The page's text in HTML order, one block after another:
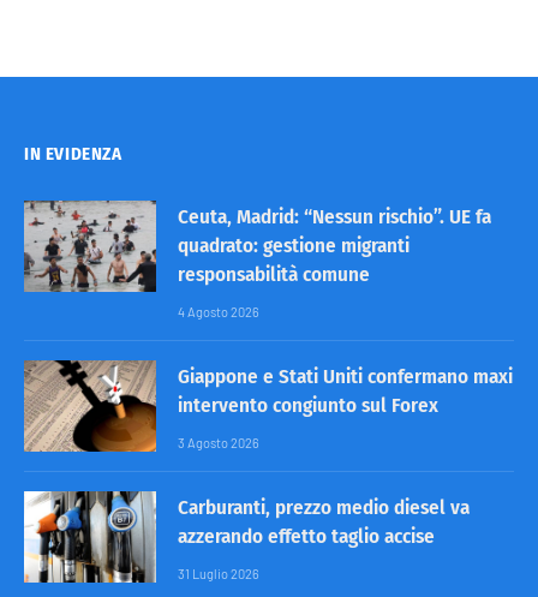
IN EVIDENZA
Ceuta, Madrid: “Nessun rischio”. UE fa
quadrato: gestione migranti
responsabilità comune
4 Agosto 2026
Giappone e Stati Uniti confermano maxi
intervento congiunto sul Forex
3 Agosto 2026
Carburanti, prezzo medio diesel va
azzerando effetto taglio accise
31 Luglio 2026